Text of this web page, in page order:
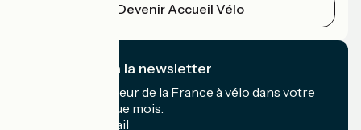
Devenir Accueil Vélo
Je m'abonne à la newsletter
Recevez le meilleur de la France à vélo dans votre
boîte mail chaque mois.
Mon adresse mail